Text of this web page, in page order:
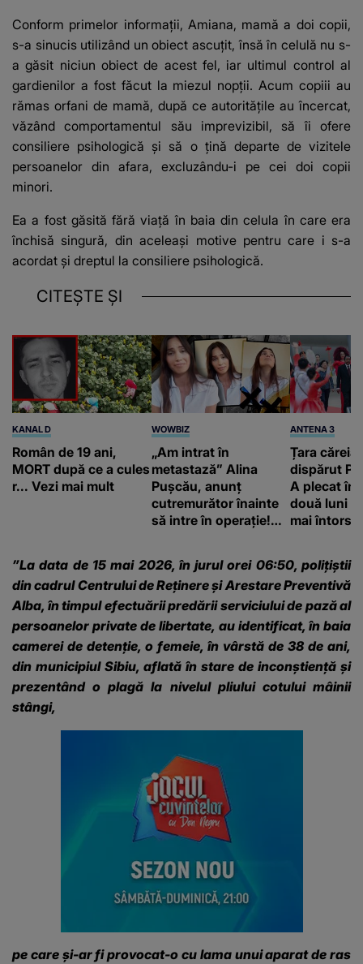
Conform primelor informații, Amiana, mamă a doi copii,
s-a sinucis utilizând un obiect ascuțit, însă în celulă nu s-
a găsit niciun obiect de acest fel, iar ultimul control al
gardienilor a fost făcut la miezul nopții. Acum copiii au
rămas orfani de mamă, după ce autoritățile au încercat,
văzând comportamentul său imprevizibil, să îi ofere
consiliere psihologică și să o țină departe de vizitele
persoanelor din afara, excluzându-i pe cei doi copii
minori.
Ea a fost găsită fără viață în baia din celula în care era
închisă singură, din aceleași motive pentru care i s-a
acordat și dreptul la consiliere psihologică.
CITEȘTE ȘI
KANAL D
Român de 19 ani,
MORT după ce a cules
r... Vezi mai mult
WOWBIZ
„Am intrat în
metastază” Alina
Pușcău, anunț
cutremurător înainte
să intre în operație!
fanilor
ANTENA 3
Țara căreia
dispărut
A plecat în
două luni
mai întors
”La data de 15 mai 2026, în jurul orei 06:50, polițiștii
din cadrul Centrului de Reținere și Arestare Preventivă
Alba, în timpul efectuării predării serviciului de pază al
persoanelor private de libertate, au identificat, în baia
camerei de detenție, o femeie, în vârstă de 38 de ani,
din municipiul Sibiu, aflată în stare de inconștiență și
prezentând o plagă la nivelul pliului cotului mâinii
stângi,
pe care și-ar fi provocat-o cu lama unui aparat de ras